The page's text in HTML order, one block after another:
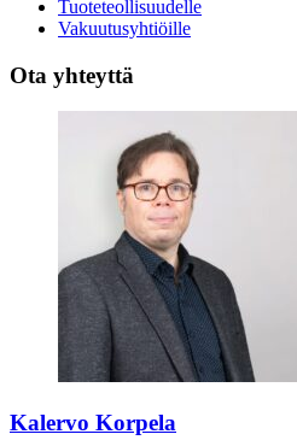
Tuoteteollisuudelle
Vakuutusyhtiöille
Ota yhteyttä
Kalervo Korpela